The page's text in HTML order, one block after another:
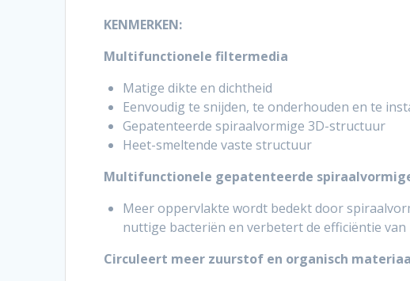
KENMERKEN:
Multifunctionele filtermedia
Matige dikte en dichtheid
Eenvoudig te snijden, te onderhouden en te
Gepatenteerde spiraalvormige 3D-structuur
Heet-smeltende vaste structuur
Multifunctionele gepatenteerde
Meer oppervlakte wordt bedekt door
nuttige bacteriën en verbetert de efficiëntie
Circuleert meer zuurstof en organisch